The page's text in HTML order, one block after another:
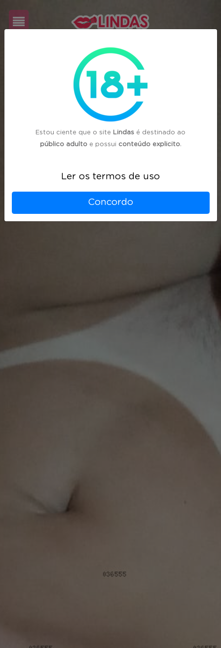
Estou ciente que o site Lindas é destinado ao
público adultoe possui conteúdo explicito.
Ler os termos de uso
Concordo